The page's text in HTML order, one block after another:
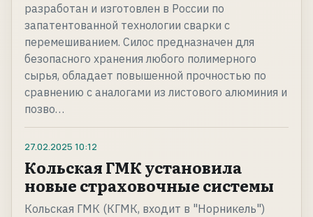
разработан и изготовлен в России по
запатентованной технологии сварки с
перемешиванием. Силос предназначен для
безопасного хранения любого полимерного
сырья, обладает повышенной прочностью по
сравнению с аналогами из листового алюминия и
позво…
27.02.2025 10:12
Кольская ГМК установила
новые страховочные системы
Кольская ГМК (КГМК, входит в "Норникель")